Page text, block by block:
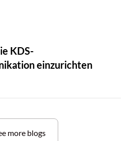
KDS-
einzurichten
more blogs